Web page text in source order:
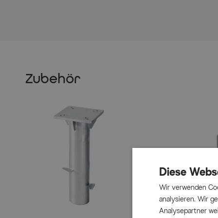
Zubehör
Diese
Wir verwenden
analysieren. Wir
Analysepartner